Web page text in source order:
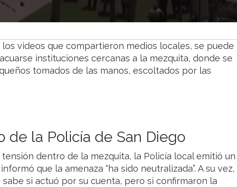
videos que compartieron medios locales, se puede
instituciones cercanas a la mezquita, donde se
tomados de las manos, escoltados por las
de la Policía de San Diego
dentro de la mezquita, la Policía local emitió un
que la amenaza “ha sido neutralizada”. A su vez,
si actuó por su cuenta, pero si confirmaron la